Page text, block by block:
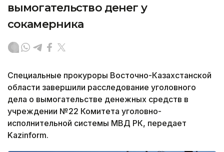
вымогательство денег у
сокамерника
Специальные прокуроры Восточно-Казахстанской
области завершили расследование уголовного
дела о вымогательстве денежных средств в
учреждении №22 Комитета уголовно-
исполнительной системы МВД РК, передает
Kazinform.